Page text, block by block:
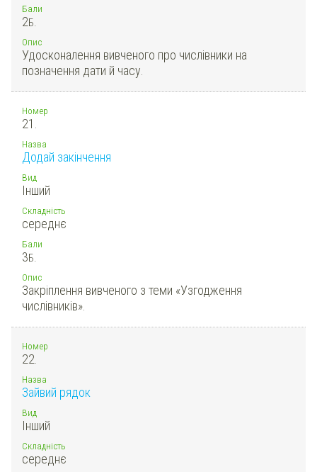
Бали
2Б.
Опис
Удосконалення вивченого про числівники на
позначення дати й часу.
Номер
21.
Назва
Додай закінчення
Вид
Інший
Складність
середнє
Бали
3Б.
Опис
Закріплення вивченого з теми «Узгодження
числівників».
Номер
22.
Назва
Зайвий рядок
Вид
Інший
Складність
середнє